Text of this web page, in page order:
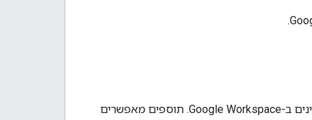
תוספים עוזרים להפוך משימות לאוטומטיות או להפוך שירותים או מידע של צד שלישי לזמינים ב-Google Workspace. תוספים מאפשרים